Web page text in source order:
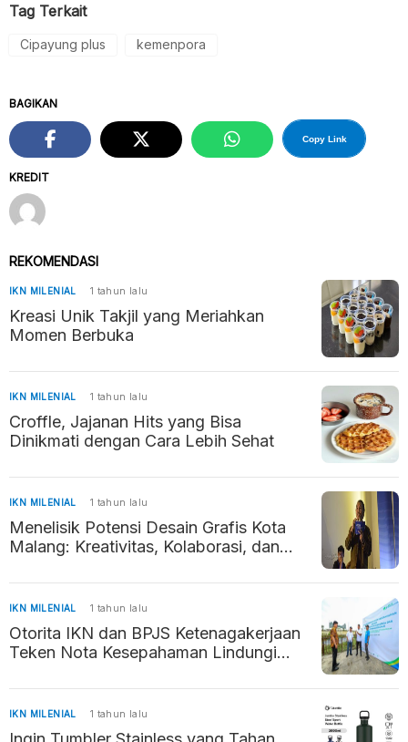
Tag Terkait
Cipayung plus kemenpora
KREDIT
BAGIKAN
Copy Link
REKOMENDASI
IKN MILENIAL 1 tahun lalu
Kreasi Unik Takjil yang Meriahkan
Momen Berbuka
IKN MILENIAL 1 tahun lalu
Croffle, Jajanan Hits yang Bisa
Dinikmati dengan Cara Lebih Sehat
IKN MILENIAL 1 tahun lalu
Menelisik Potensi Desain Grafis Kota
Malang: Kreativitas, Kolaborasi, dan
IKN MILENIAL 1 tahun lalu
Otorita IKN dan BPJS Ketenagakerjaan
Teken Nota Kesepahaman Lindungi
IKN MILENIAL 1 tahun lalu